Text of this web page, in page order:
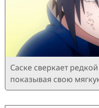
Саске сверкает
показывая свою